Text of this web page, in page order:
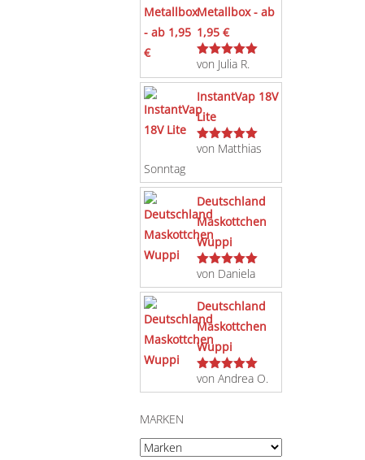
Metallbox - ab
1,95 €
Bewertet
mit5von 5
von Julia R.
InstantVap 18V
Lite
Bewertet
von Matthias
Sonntag
Deutschland
Maskottchen
Wuppi
Bewertet
mit5von 5
von Daniela
Deutschland
Maskottchen
Wuppi
Bewertet
mit5von 5
von Andrea O.
MARKEN